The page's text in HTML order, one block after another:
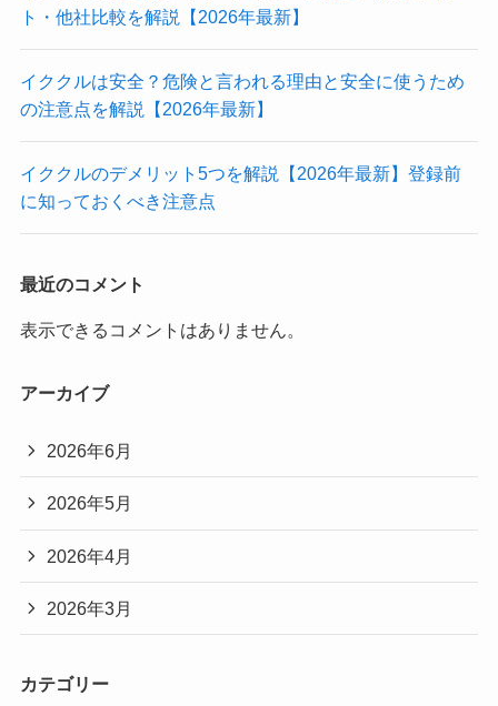
ト・他社比較を解説【2026年最新】
イククルは安全？危険と言われる理由と安全に使うため
の注意点を解説【2026年最新】
イククルのデメリット5つを解説【2026年最新】登録前
に知っておくべき注意点
最近のコメント
表示できるコメントはありません。
アーカイブ
2026年6月
2026年5月
2026年4月
2026年3月
カテゴリー